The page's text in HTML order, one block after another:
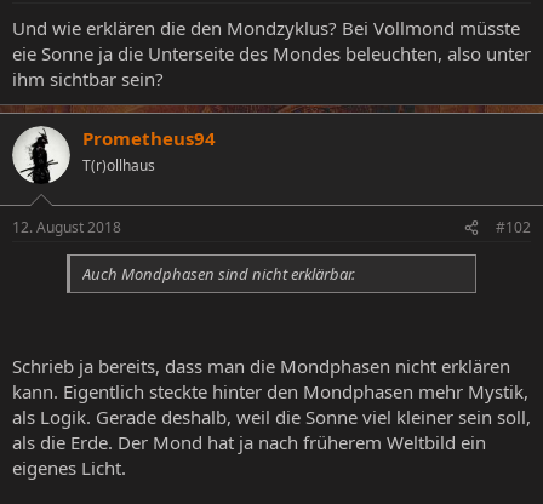
e
Und wie erklären die den Mondzyklus? Bei Vollmond müsste
eie Sonne ja die Unterseite des Mondes beleuchten, also unter
ihm sichtbar sein?
Prometheus94
T(r)ollhaus
12. August 2018 #102
Auch Mondphasen sind nicht erklärbar.
Schrieb ja bereits, dass man die Mondphasen nicht erklären
kann. Eigentlich steckte hinter den Mondphasen mehr Mystik,
als Logik. Gerade deshalb, weil die Sonne viel kleiner sein soll,
als die Erde. Der Mond hat ja nach früherem Weltbild ein
eigenes Licht.